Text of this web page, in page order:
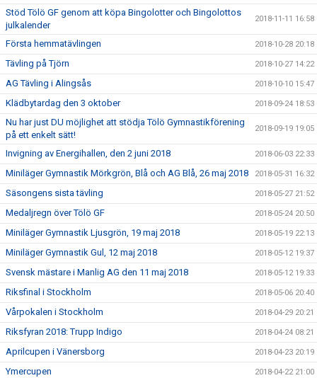
Stöd Tölö GF genom att köpa Bingolotter och Bingolottos
julkalender
2018-11-11 16:58
Första hemmatävlingen 2018-10-28 20:18
Tävling på Tjörn 2018-10-27 14:22
AG Tävling i Alingsås 2018-10-10 15:47
Klädbytardag den 3 oktober 2018-09-24 18:53
Nu har just DU möjlighet att stödja Tölö Gymnastikförening
på ett enkelt sätt!
2018-09-19 19:05
Invigning av Energihallen, den 2 juni 2018 2018-06-03 22:33
Miniläger Gymnastik Mörkgrön, Blå och AG Blå, 26 maj 2018 2018-05-31 16:32
Säsongens sista tävling 2018-05-27 21:52
Medaljregn över Tölö GF 2018-05-24 20:50
Miniläger Gymnastik Ljusgrön, 19 maj 2018 2018-05-19 22:13
Miniläger Gymnastik Gul, 12 maj 2018 2018-05-12 19:37
Svensk mästare i Manlig AG den 11 maj 2018 2018-05-12 19:33
Riksfinal i Stockholm 2018-05-06 20:40
Vårpokalen i Stockholm 2018-04-29 20:21
Riksfyran 2018: Trupp Indigo 2018-04-24 08:21
Aprilcupen i Vänersborg 2018-04-23 20:19
Ymercupen 2018-04-22 21:00